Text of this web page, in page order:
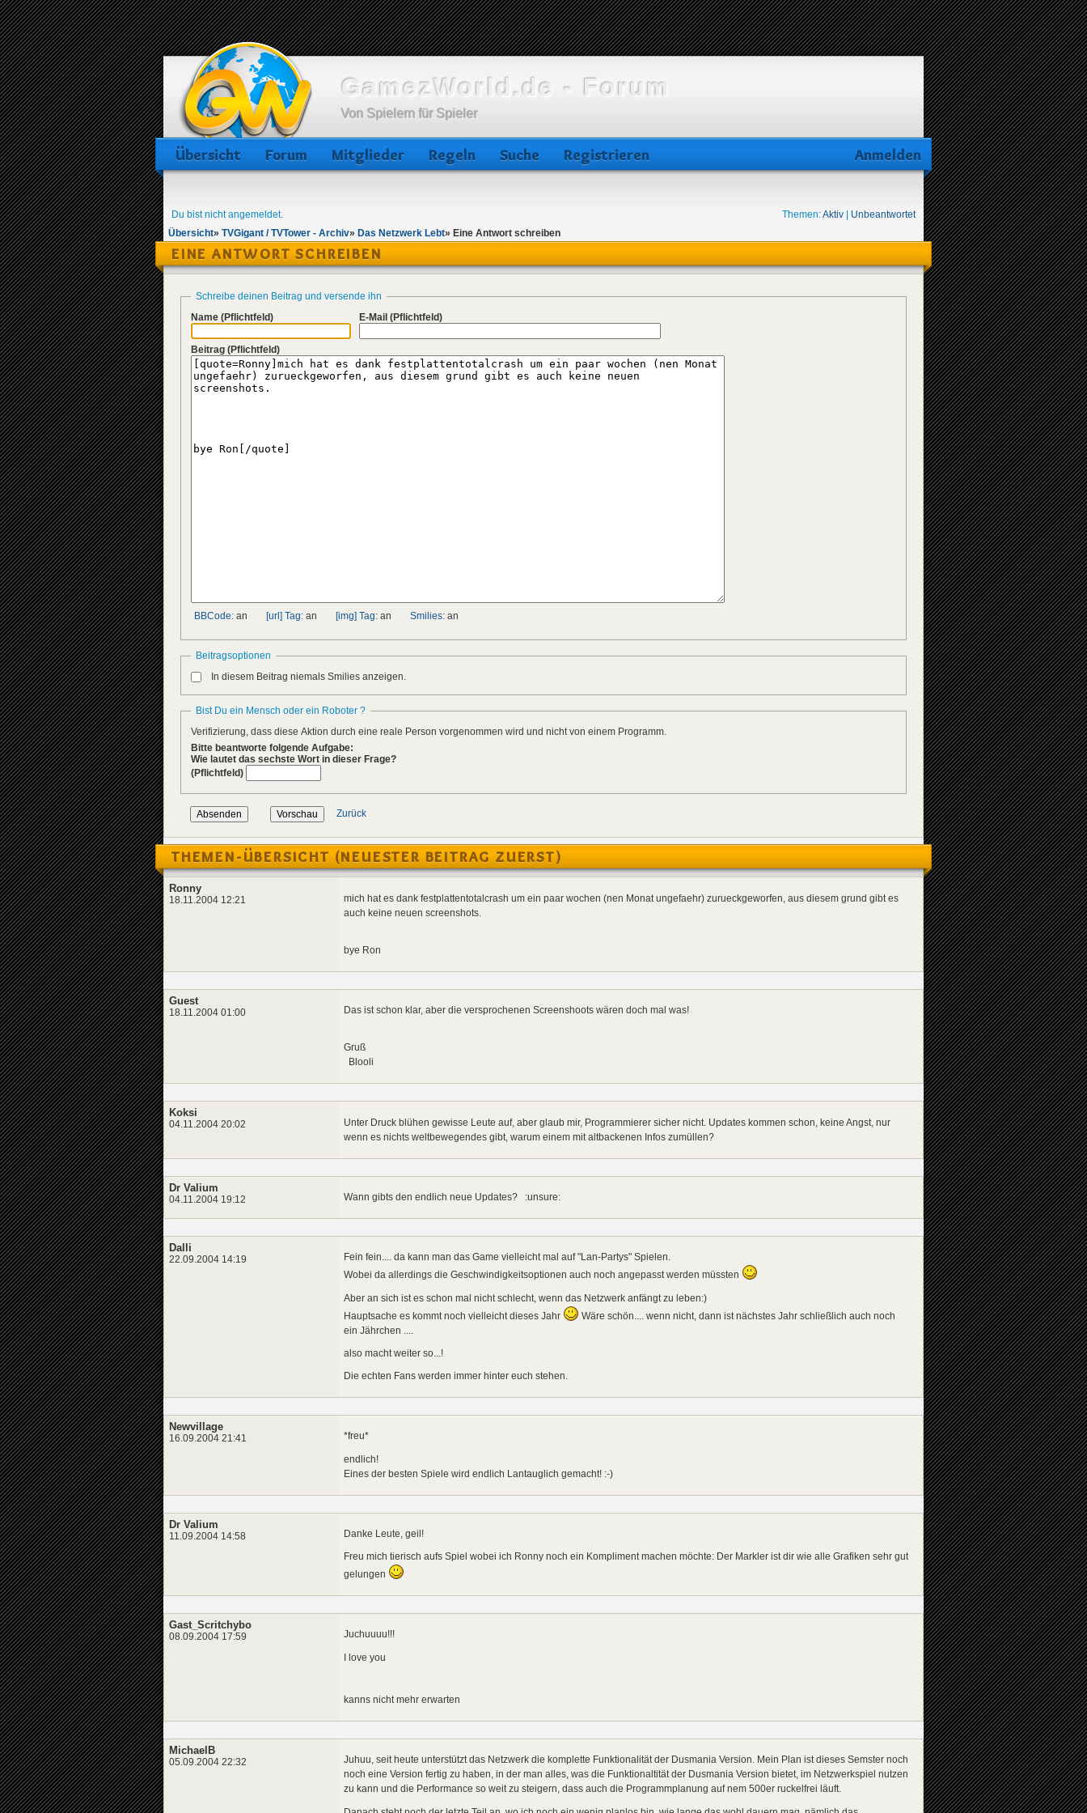
GamezWorld.de - Forum
Von Spielern für Spieler
Übersicht Forum Mitglieder Regeln Suche Registrieren Anmelden
Du bist nicht angemeldet. Themen:Aktiv
Unbeantwortet
Übersicht» TVGigant / TVTower - Archiv» Das Netzwerk Lebt» Eine Antwort schreiben
EINE ANTWORT SCHREIBEN
Schreibe deinen Beitrag und versende ihn
Name (Pflichtfeld) E-Mail (Pflichtfeld)
Beitrag (Pflichtfeld)
BBCode: an [url] Tag: an [img] Tag: an Smilies: an
Beitragsoptionen
In diesem Beitrag niemals Smilies anzeigen.
Bist Du ein Mensch oder ein Roboter ?
Verifizierung, dass diese Aktion durch eine reale Person vorgenommen wird und nicht von einem Programm.
Bitte beantworte folgende Aufgabe:
Wie lautet das sechste Wort in dieser Frage?
(Pflichtfeld)
Zurück
THEMEN-ÜBERSICHT (NEUESTER BEITRAG ZUERST)
Ronny
18.11.2004 12:21
mich hat es dank festplattentotalcrash um ein paar wochen (nen Monat ungefaehr) zurueckgeworfen, aus diesem grund gibt es
auch keine neuen screenshots.
bye Ron
Guest
18.11.2004 01:00 Das ist schon klar, aber die versprochenen Screenshoots wären doch mal was!
Gruß
Blooli
Koksi
04.11.2004 20:02
Unter Druck blühen gewisse Leute auf, aber glaub mir, Programmierer sicher nicht. Updates kommen schon, keine Angst, nur
wenn es nichts weltbewegendes gibt, warum einem mit altbackenen Infos zumüllen?
Dr Valium
04.11.2004 19:12 Wann gibts den endlich neue Updates? :unsure:
Dalli
22.09.2004 14:19
Fein fein.... da kann man das Game vielleicht mal auf "Lan-Partys" Spielen.
Wobei da allerdings die Geschwindigkeitsoptionen auch noch angepasst werden müssten
Aber an sich ist es schon mal nicht schlecht, wenn das Netzwerk anfängt zu leben:)
Hauptsache es kommt noch vielleicht dieses Jahr
Wäre schön.... wenn nicht, dann ist nächstes Jahr schließlich auch noch
ein Jährchen ....
also macht weiter so...!
Die echten Fans werden immer hinter euch stehen.
Newvillage
16.09.2004 21:41 *freu*
endlich!
Eines der besten Spiele wird endlich Lantauglich gemacht! :-)
Dr Valium
11.09.2004 14:58 Danke Leute, geil!
Freu mich tierisch aufs Spiel wobei ich Ronny noch ein Kompliment machen möchte: Der Markler ist dir wie alle Grafiken sehr gut
gelungen
Gast_Scritchybo
08.09.2004 17:59 Juchuuuu!!!
I love you
kanns nicht mehr erwarten
MichaelB
05.09.2004 22:32
Juhuu, seit heute unterstützt das Netzwerk die komplette Funktionalität der Dusmania Version. Mein Plan ist dieses Semster noch
noch eine Version fertig zu haben, in der man alles, was die Funktionaltität der Dusmania Version bietet, im Netzwerkspiel nutzen
zu kann und die Performance so weit zu steigern, dass auch die Programmplanung auf nem 500er ruckelfrei läuft.